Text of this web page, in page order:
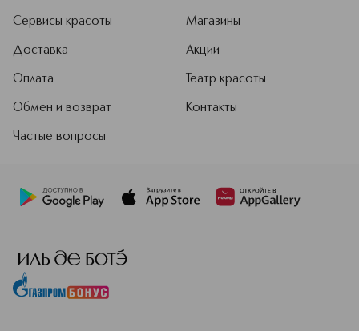
Сервисы красоты
Доставка
Оплата
Обмен и возврат
Частые вопросы
Магазины
Акции
Театр красоты
Контакты